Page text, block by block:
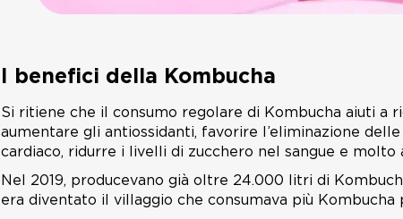
I benefici della Kombucha
Si ritiene che il consumo regolare di Kombucha aiuti a
aumentare gli antiossidanti, favorire l’eliminazione
cardiaco, ridurre i livelli di zucchero nel sangue e molto
Nel 2019, producevano già oltre 24.000 litri di
era diventato il villaggio che consumava più